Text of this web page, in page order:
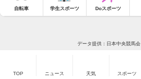
自転車 学生スポーツ Doスポーツ
データ提供：日本中央競馬会
TOP ニュース 天気 スポーツ